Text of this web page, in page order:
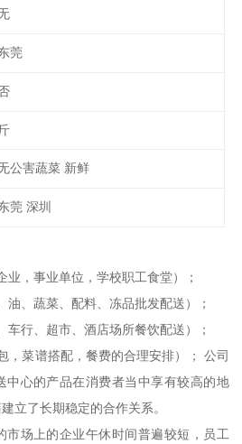
莞
斤
公害蔬菜 新鲜
莞 深圳
业，事业单位，学校职工食堂）；
油、蔬菜、配料、冻品批发配送）；
车行、超市、酒店场所餐饮配送）；
，菜谱搭配，餐费的合理安排）； 公司
中心的产品在消费者当中享有较高的地
立了长期稳定的合作关系。
市场上的企业午休时间普遍较短，员工